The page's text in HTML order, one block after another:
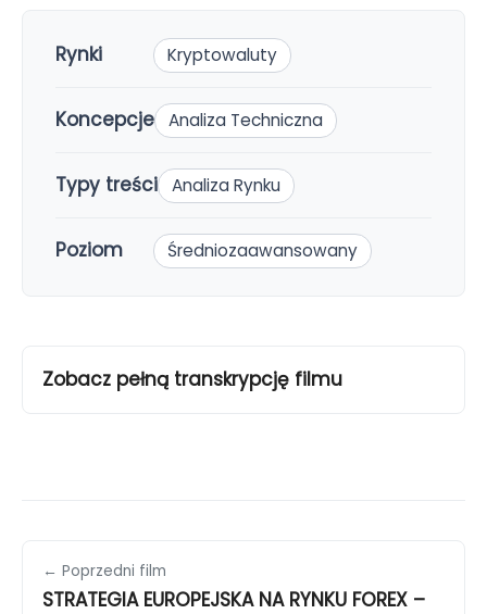
Rynki Kryptowaluty
Koncepcje Analiza Techniczna
Typy treści Analiza Rynku
Poziom Średniozaawansowany
Zobacz pełną transkrypcję filmu
← Poprzedni film
STRATEGIA EUROPEJSKA NA RYNKU FOREX –